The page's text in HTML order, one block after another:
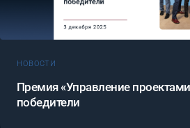
НОВОСТИ
Премия «Управление
победители